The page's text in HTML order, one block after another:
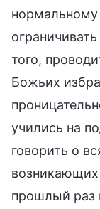
нормальному
того,
Божьих
учились на
говорить о
прошлый раз